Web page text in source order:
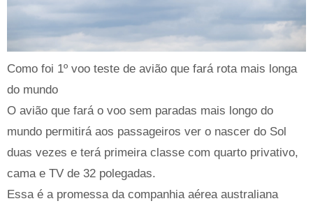
Como foi 1º voo teste de avião que fará rota mais longa
do mundo
O avião que fará o voo sem paradas mais longo do
mundo permitirá aos passageiros ver o nascer do Sol
duas vezes e terá primeira classe com quarto privativo,
cama e TV de 32 polegadas.
Essa é a promessa da companhia aérea australiana